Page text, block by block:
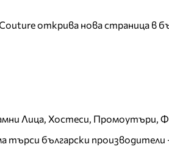
открива нова страница в
Лица, Хостеси, Промоутъри,
търси български производители